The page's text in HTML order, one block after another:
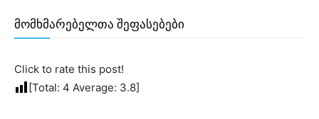
მომხმარებელთა შეფასებები
Click to rate this post!
[Total: 4 Average: 3.8]